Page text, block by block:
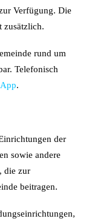
Verfügung. Die
zusätzlich.
rund um
Telefonisch
.
der
sowie andere
die zur
beitragen.